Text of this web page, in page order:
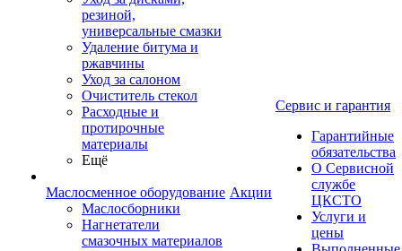
резиной,
универсальные смазки
Удаление битума и
ржавчины
Уход за салоном
Очиститель стекол
Расходные и
протирочные
материалы
Ещё
Маслосменное оборудование
Маслосборники
Нагнетатели
смазочных материалов
Акции
Сервис и гарантия
Гарантийные
обязательства
О Сервисной
службе
ЦКСТО
Услуги и
цены